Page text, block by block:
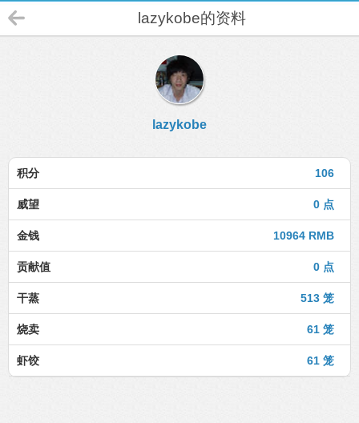
lazykobe的资料
lazykobe
106
积分
0 点
威望
10964 RMB
金钱
0 点
贡献值
513 笼
干蒸
61 笼
烧卖
61 笼
虾饺